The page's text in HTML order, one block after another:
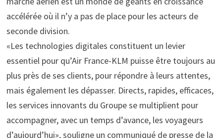
accélérée où il n’y a pas de place pour les acteurs de
seconde division.
«Les technologies digitales constituent un levier
essentiel pour qu’Air France-KLM puisse être toujours au
plus près de ses clients, pour répondre à leurs attentes,
mais également les dépasser. Directs, rapides, efficaces,
les services innovants du Groupe se multiplient pour
accompagner, avec un temps d’avance, les voyageurs
d’aujourd’hui», souligne un communiqué de presse de la